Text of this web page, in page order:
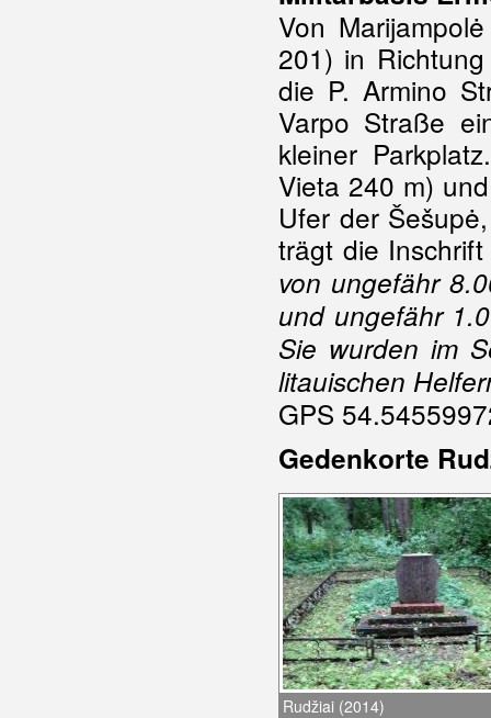
Von
201) in
die P. Armino
Varpo Straße
kleiner
Vieta 240 m)
Ufer der
trägt die
von ungefähr
und ungefähr
Sie wurden im
litauischen
GPS
Gedenkorte
Rudžiai (2014)